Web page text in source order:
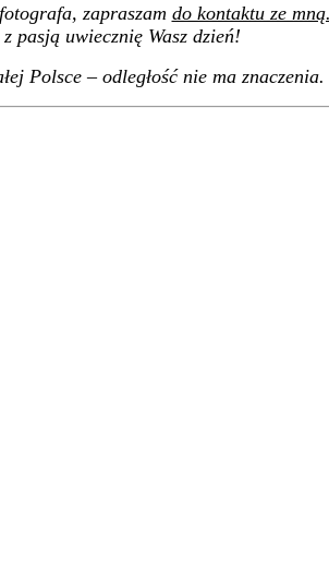
zapraszam do kontaktu ze mną.
pasją uwiecznię Wasz dzień!
Polsce – odległość nie ma znaczenia.